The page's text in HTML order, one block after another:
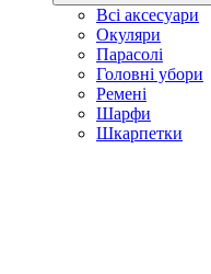
Всі аксесуари
Окуляри
Парасолі
Головні убори
Ремені
Шарфи
Шкарпетки